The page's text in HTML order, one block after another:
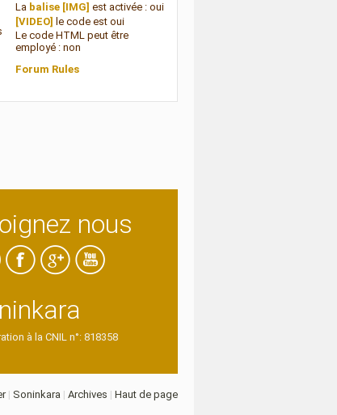
La balise [IMG] est activée :oui
[VIDEO] le code estoui
Le code HTML peut être
employé :non
Forum Rules
nous
à la CNIL n°: 818358
| Soninkara | Archives | Haut de page